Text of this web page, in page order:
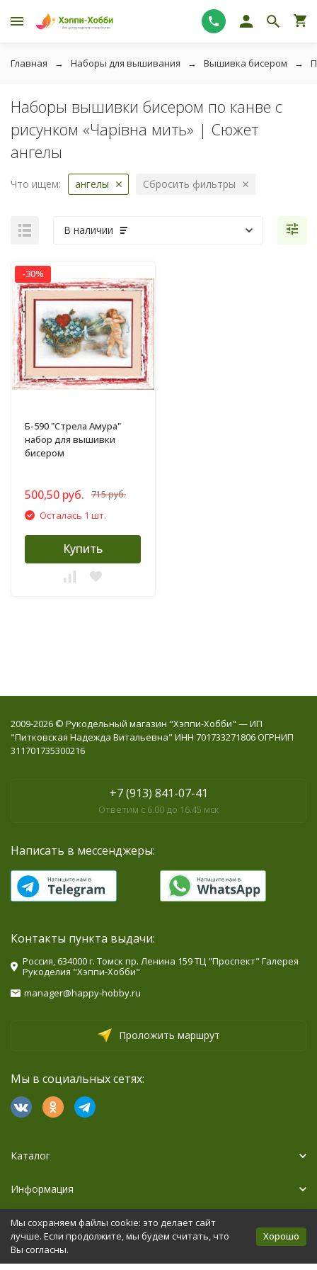
Главная Наборы для вышивания Вышивка бисером
Наборы вышивки бисером по канве с
рисунком «Чарiвна мить» | Сюжет
ангелы
Что ищем: ангелы Сбросить фильтры
В наличии
-30%
Б-590 "Стрела Амура"
набор для вышивки
бисером
500,50 руб. 715 руб.
Осталась 1 шт.
Купить
2009-2026 © Рукодельный магазин "Хэппи-Хобби" — ИП
"Питковская Надежда Витальевна" ИНН 701733271806 ОГРНИП
311701735300216
+7 (913) 841-07-41
Ответим с 6.00 до 16.45 мск
Написать в мессенджеры:
Контакты пункта выдачи:
Россия, 634000 г. Томск пр. Ленина 159 ТЦ "Проспект" Галерея
Рукоделия "Хэппи-Хобби"
manager@happy-hobby.ru
Проложить маршрут
Мы в социальных сетях:
Каталог
Информация
Дополнительно
Политика персональных данных Карта сайта
Мы сохраняем файлы cookie: это делает сайт
лучше. Если продолжите, мы будем считать, что
Вы согласны.
Хорошо